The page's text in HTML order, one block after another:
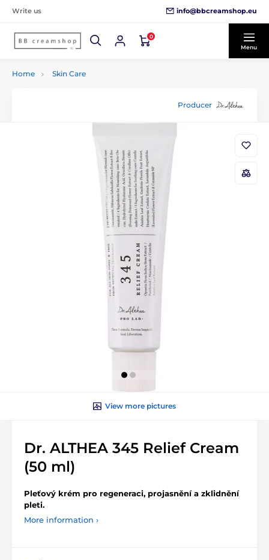
Write us info@bbcreamshop.eu
0
Menu
Home Skin Care
Producer
View more pictures
Dr. ALTHEA 345 Relief Cream
(50 ml)
Pleťový krém pro regeneraci, projasnění a zklidnění
pleti.
More information ›